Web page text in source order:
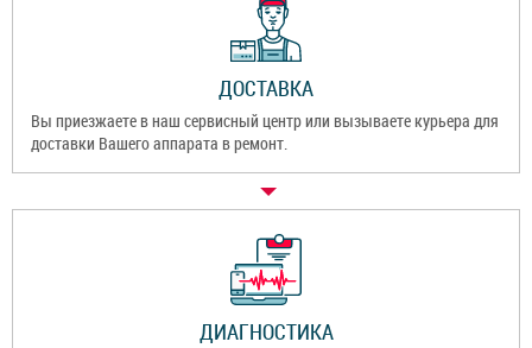
ДОСТАВКА
Вы приезжаете в наш сервисный центр или вызываете курьера для
доставки Вашего аппарата в ремонт.
ДИАГНОСТИКА